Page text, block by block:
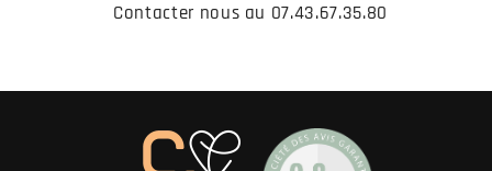
Contacter nous au 07.43.67.35.80